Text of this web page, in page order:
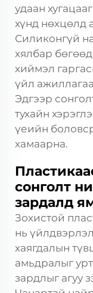
удаан
хүнд нөхцөлд
Силиконгүй
хялбар
хиймэл
үйл
Эдгээр
тухайн
үеийн
хамаарна.
сонголт
зардалд
Зохистой
нь
хаягдалын
амьдралыг
зардлыг агуу